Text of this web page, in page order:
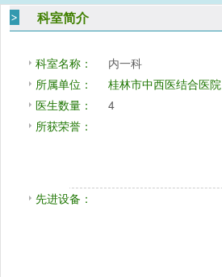
科室简介
科室名称：
内一科
所属单位：
桂林市中西医结合医院
医生数量：
4
所获荣誉：
先进设备：